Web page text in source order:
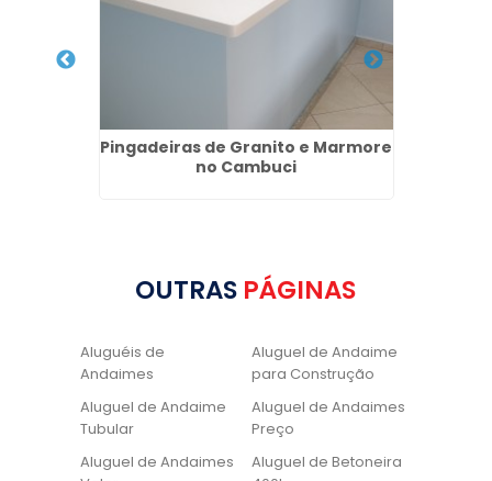
Pingadeiras de Granito e Marmore
no Cambuci
OUTRAS PÁGINAS
Aluguéis de
Andaimes
Aluguel de Andaime
para Construção
Aluguel de Andaime
Tubular
Aluguel de Andaimes
Preço
Aluguel de Andaimes
Aluguel de Betoneira